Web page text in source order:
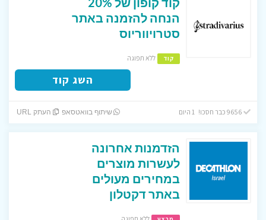
הנחה להזמנה באתר
סטרויווריוס
קוד ללא תפוגה
השג קוד
9656 כבר חסכו! 1 היום שיתוף בוואטסאפ העתק URL
הזדמנות אחרונה
לעשרות מוצרים
במחירים מעולים
באתר דקטלון